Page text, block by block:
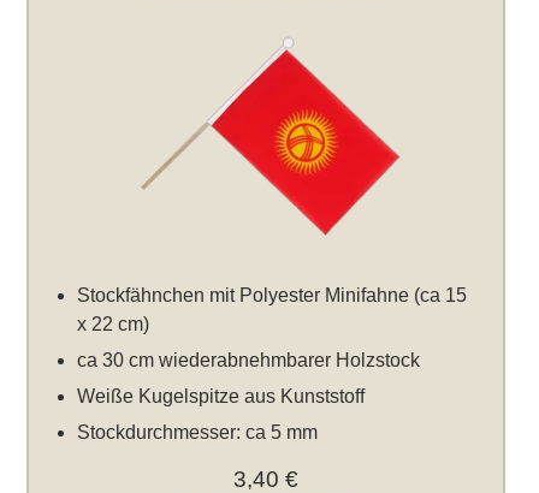
Stockfähnchen mit Polyester Minifahne (ca 15
x 22 cm)
ca 30 cm wiederabnehmbarer Holzstock
Weiße Kugelspitze aus Kunststoff
Stockdurchmesser: ca 5 mm
3,40 €